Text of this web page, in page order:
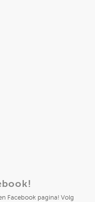
Facebook pagina! Volg